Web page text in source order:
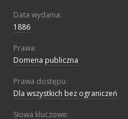
Data wydania:
1886
Prawa:
Domena publiczna
Prawa dostępu:
Dla wszystkich bez ograniczeń
Słowa kluczowe: